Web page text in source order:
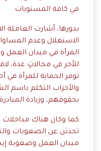
في كافة المستويات.
بدورها، أشارت العاملة
الاستغلال وعدم
المرأة في ميدان العمل
للأجر في مجالاتٍ عدة،
توفر الحماية للمرأة في
والأحزاب التكلم
بحقوقهم، وزيادة
كما وكان هناك مداخلات
تحدثن عن الصعوبات
ميدان العمل وصعوبة